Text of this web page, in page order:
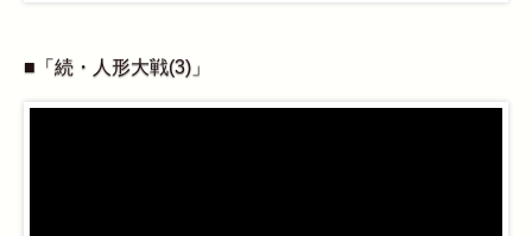
■「続・人形大戦(3)」